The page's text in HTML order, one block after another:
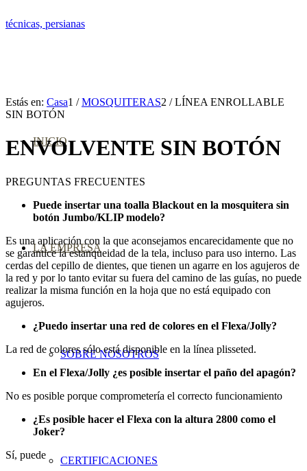
INICIO
LA EMPRESA
SOBRE NOSOTROS
CERTIFICACIONES
Estás en: Casa1 / MOSQUITERAS2 / LÍNEA ENROLLABLE
SIN BOTÓN
ENVOLVENTE SIN BOTÓN
PREGUNTAS FRECUENTES
Puede insertar una toalla Blackout en la mosquitera sin
botón Jumbo/KLIP modelo?
Es una aplicación con la que aconsejamos encarecidamente que no
se garantice la estanqueidad de la tela, incluso para uso interno. Las
cerdas del cepillo de dientes, que tienen un agarre en los agujeros de
la red y por lo tanto evitar su fuera del camino de las guías, no puede
realizar la misma función en la hoja que no está equipado con
agujeros.
¿Puedo insertar una red de colores en el Flexa/Jolly?
La red de colores sólo está disponible en la línea plisseted.
En el Flexa/Jolly ¿es posible insertar el paño del apagón?
No es posible porque comprometería el correcto funcionamiento
¿Es posible hacer el Flexa con la altura 2800 como el
Joker?
Sí, puede